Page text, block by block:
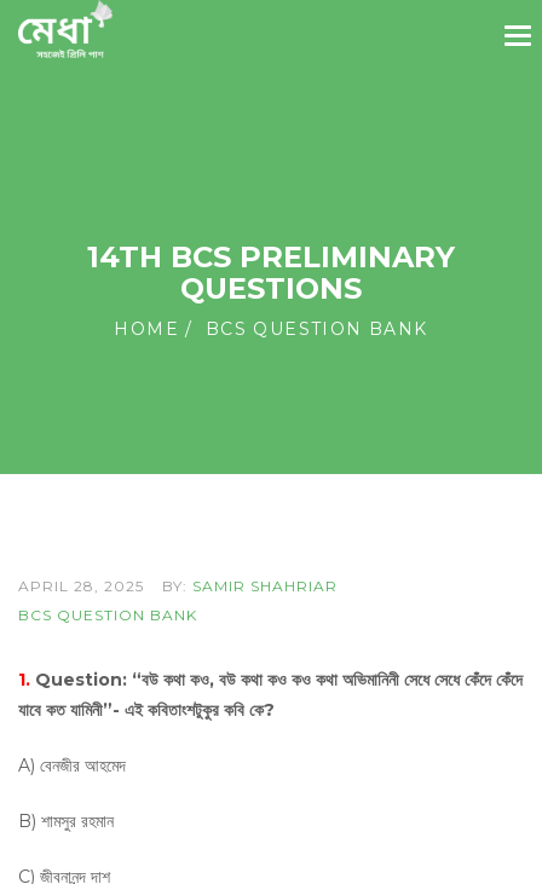
14TH BCS PRELIMINARY
QUESTIONS
HOME BCS QUESTION BANK
APRIL 28, 2025 BY: SAMIR SHAHRIAR
BCS QUESTION BANK
1. Question: “বউ কথা কও, বউ কথা কও কও কথা অভিমানিনী সেধে সেধে কেঁদে কেঁদে
যাবে কত যামিনী”- এই কবিতাংশটুকুর কবি কে?
A) বেনজীর আহমেদ
B) শামসুর রহমান
C) জীবনানন্দ দাশ